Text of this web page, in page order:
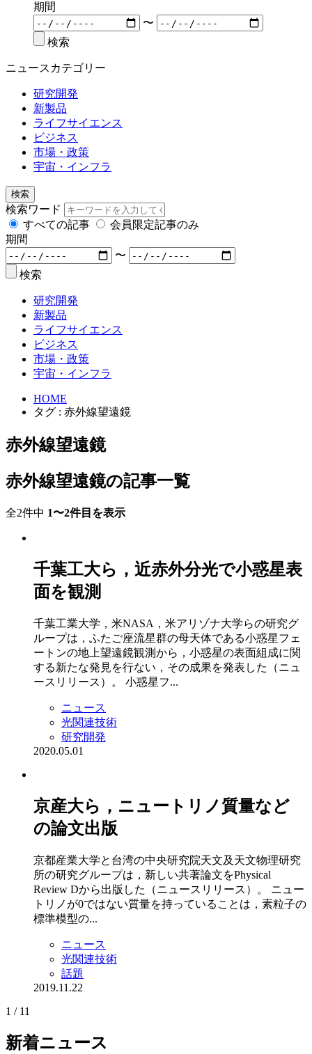
期間
〜
検索
ニュースカテゴリー
研究開発
新製品
ライフサイエンス
ビジネス
市場・政策
宇宙・インフラ
検索
検索ワード
すべての記事
会員限定記事のみ
期間
〜
検索
研究開発
新製品
ライフサイエンス
ビジネス
市場・政策
宇宙・インフラ
HOME
タグ : 赤外線望遠鏡
赤外線望遠鏡
赤外線望遠鏡の記事一覧
全2件中 1〜2件目を表示
千葉工大ら，近赤外分光で小惑星表
面を観測
千葉工業大学，米NASA，米アリゾナ大学らの研究グ
ループは，ふたご座流星群の母天体である小惑星フェ
ートンの地上望遠鏡観測から，小惑星の表面組成に関
する新たな発見を行ない，その成果を発表した（ニュ
ースリリース）。 小惑星フ...
ニュース
光関連技術
研究開発
2020.05.01
京産大ら，ニュートリノ質量など
の論文出版
京都産業大学と台湾の中央研究院天文及天文物理研究
所の研究グループは，新しい共著論文をPhysical
Review Dから出版した（ニュースリリース）。 ニュー
トリノが0ではない質量を持っていることは，素粒子の
標準模型の...
ニュース
光関連技術
話題
2019.11.22
1 / 11
新着ニュース